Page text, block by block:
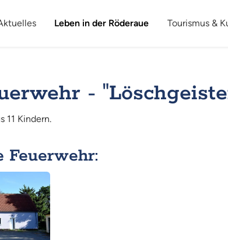
Leben in der Röderaue Tourismus &
-
11 Kindern.
Feuerwehr: